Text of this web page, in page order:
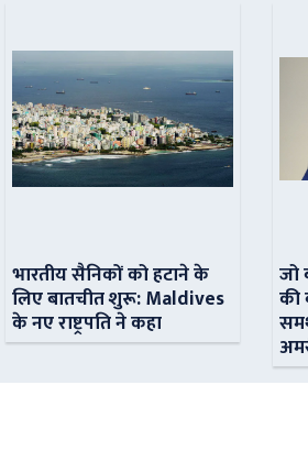
भारतीय सैनिकों को हटाने के
लिए बातचीत शुरू: Maldives
के नए राष्ट्रपति ने कहा
जो
की